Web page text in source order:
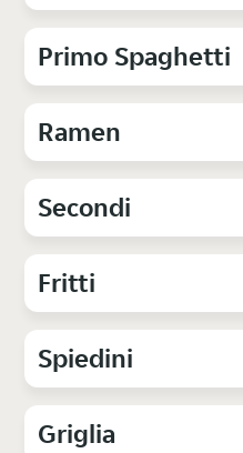
Primo Spaghetti
Ramen
Secondi
Fritti
Spiedini
Griglia